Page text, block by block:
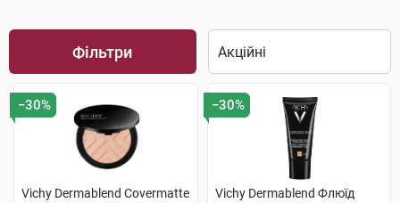
Фільтри
−30%
Vichy Dermablend Covermatte
−30%
Vichy Dermablend Флюїд